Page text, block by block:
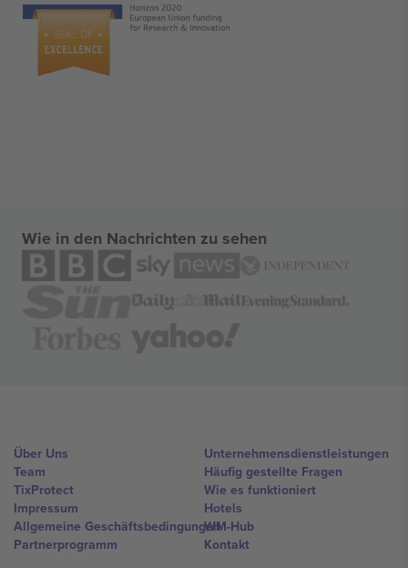
Wie in den Nachrichten zu sehen
Über Uns
Team
TixProtect
Impressum
Allgemeine Geschäftsbedingungen
Partnerprogramm
Unternehmensdienstleistungen
Häufig gestellte Fragen
Wie es funktioniert
Hotels
WM-Hub
Kontakt